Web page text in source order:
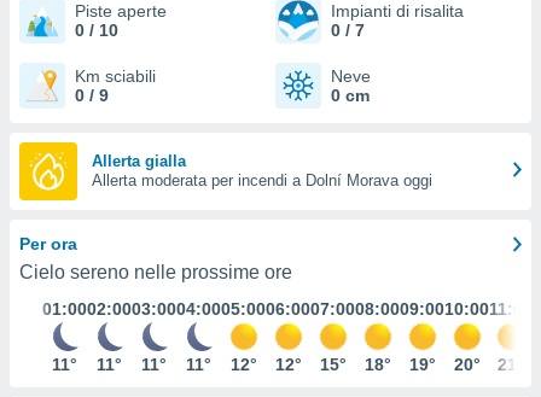
Web
le
simili,
ACCETTA
CONTINUA
IMPOSTAZIONI
Piste aperte
0 / 10
Impianti di risalita
0 / 7
Km sciabili
0 / 9
Neve
0 cm
Allerta gialla
Allerta moderata per incendi a Dolní Morava oggi
Per ora
Cielo sereno nelle prossime ore
01:00
11°
02:00
11°
03:00
11°
04:00
11°
05:00
12°
06:00
12°
07:00
15°
08:00
18°
09:00
19°
10:00
20°
11:00
21°